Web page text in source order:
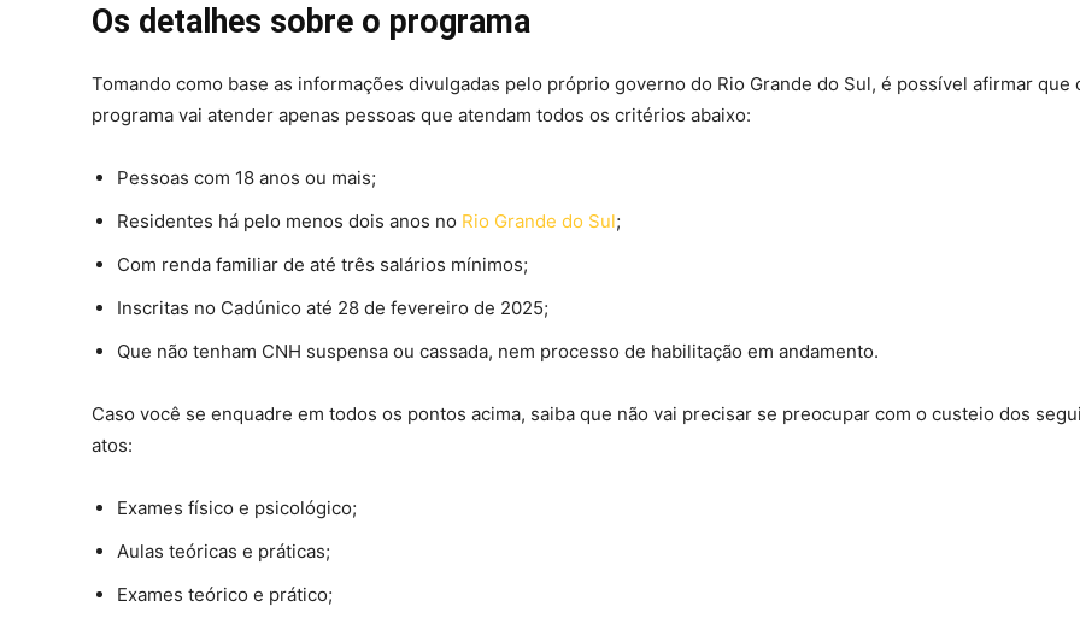
Os detalhes sobre o programa
Tomando como base as informações divulgadas pelo próprio governo do Rio Grande do Sul, é possível afirmar que
programa vai atender apenas pessoas que atendam todos os critérios abaixo:
Pessoas com 18 anos ou mais;
Residentes há pelo menos dois anos no Rio Grande do Sul;
Com renda familiar de até três salários mínimos;
Inscritas no Cadúnico até 28 de fevereiro de 2025;
Que não tenham CNH suspensa ou cassada, nem processo de habilitação em andamento.
Caso você se enquadre em todos os pontos acima, saiba que não vai precisar se preocupar com o custeio dos
atos:
Exames físico e psicológico;
Aulas teóricas e práticas;
Exames teórico e prático;